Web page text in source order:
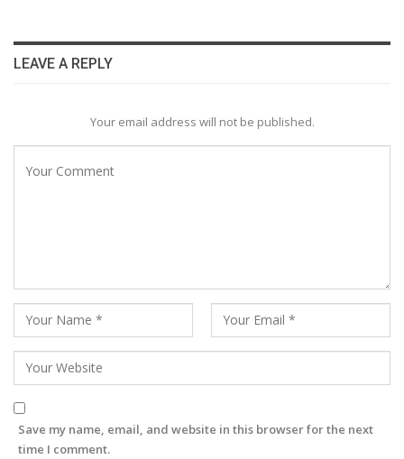
LEAVE A REPLY
Your email address will not be published.
Save my name, email, and website in this browser for the next
time I comment.